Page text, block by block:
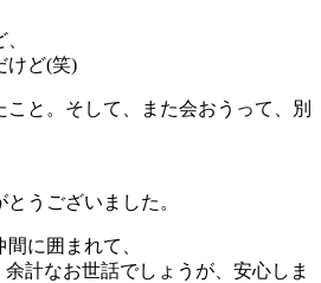
けど(笑)
こと。そして、また会おうって、別
うございました。
に囲まれて、
計なお世話でしょうが、安心しま